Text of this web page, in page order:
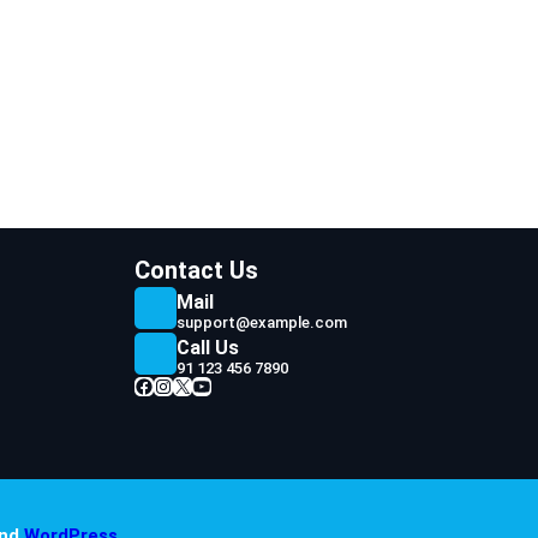
Contact Us
Mail
support@example.com
Call Us
91 123 456 7890
Facebook InstagramX YouTube